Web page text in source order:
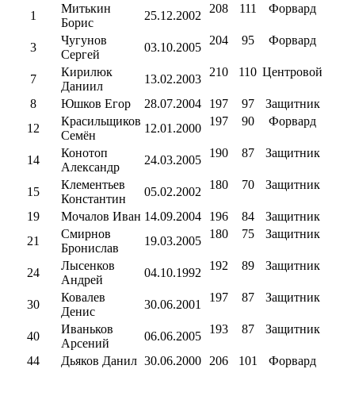
1
Митькин
Борис
25.12.2002
208 111 Форвард
3
Чугунов
Сергей
03.10.2005
204 95 Форвард
7
Кирилюк
Даниил
13.02.2003
210 110 Центровой
8
Юшков Егор 28.07.2004 197 97 Защитник
12
Красильщиков
Семён
12.01.2000
197 90 Форвард
14
Конотоп
Александр
24.03.2005
190 87 Защитник
15
Клементьев
Константин
05.02.2002
180 70 Защитник
19
Мочалов Иван 14.09.2004 196 84 Защитник
21
Смирнов
Бронислав
19.03.2005
180 75 Защитник
24
Лысенков
Андрей
04.10.1992
192 89 Защитник
30
Ковалев
Денис
30.06.2001
197 87 Защитник
40
Иваньков
Арсений
06.06.2005
193 87 Защитник
44
Дьяков Данил 30.06.2000 206 101 Форвард